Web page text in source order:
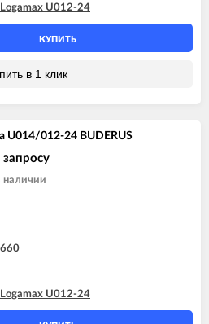
Logamax U012-24
КУПИТЬ
в 1 клик
U014/012-24 BUDERUS
наличии
Logamax U012-24